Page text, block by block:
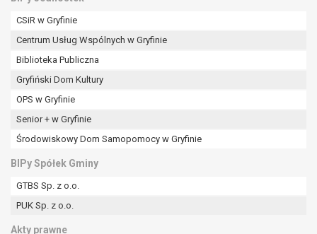
CSiR w Gryfinie
Centrum Usług Wspólnych w Gryfinie
Biblioteka Publiczna
Gryfiński Dom Kultury
OPS w Gryfinie
Senior + w Gryfinie
Środowiskowy Dom Samopomocy w Gryfinie
BIPy Spółek Gminy
GTBS Sp. z o.o.
PUK Sp. z o.o.
Akty prawne